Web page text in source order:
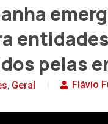
pelas
, Geral Flávio